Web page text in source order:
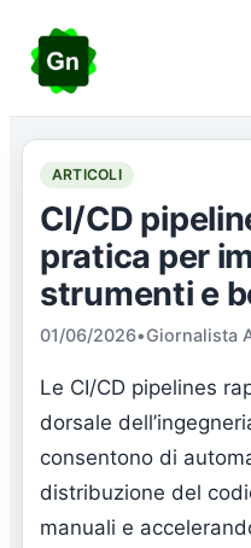
ARTICOLI
CI/CD
pratica per
strumenti e
01/06/2026•Giornalista
Le CI/CD pipelines
dorsale
consentono di
distribuzione del
manuali e